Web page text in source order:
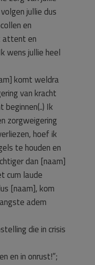
jullie dus
en
attent en
wens jullie heel
komt weldra
van kracht
Ik
zorgweigering
hoef ik
te houden en
dan [naam]
cum laude
[naam], kom
adem
die in crisis
en in onrust!”;